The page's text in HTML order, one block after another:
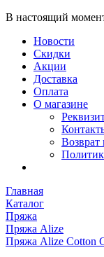
В настоящий
Новости
Скидки
Акции
Доставка
Оплата
О магазине
Возврат
Главная
Каталог
Пряжа
Пряжа Alize
Пряжа Alize Cotton